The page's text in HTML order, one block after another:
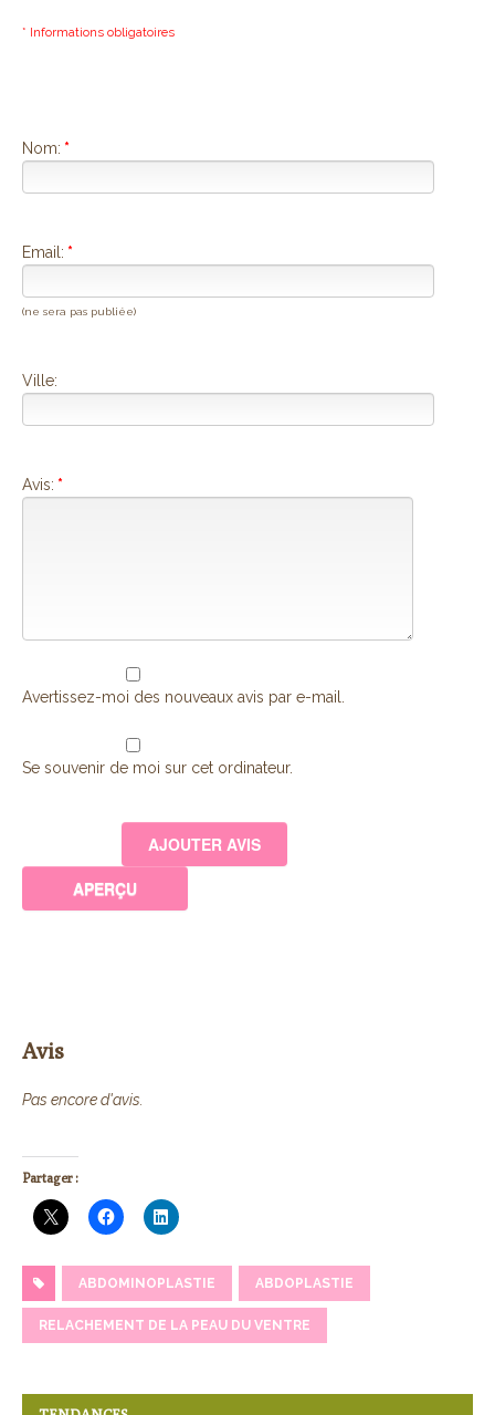
* Informations obligatoires
Nom: *
Email: *
(ne sera pas publiée)
Ville:
Avis: *
Avertissez-moi des nouveaux avis par e-mail.
Se souvenir de moi sur cet ordinateur.
Avis
Pas encore d'avis.
Partager :
ABDOMINOPLASTIE ABDOPLASTIE
RELACHEMENT DE LA PEAU DU VENTRE